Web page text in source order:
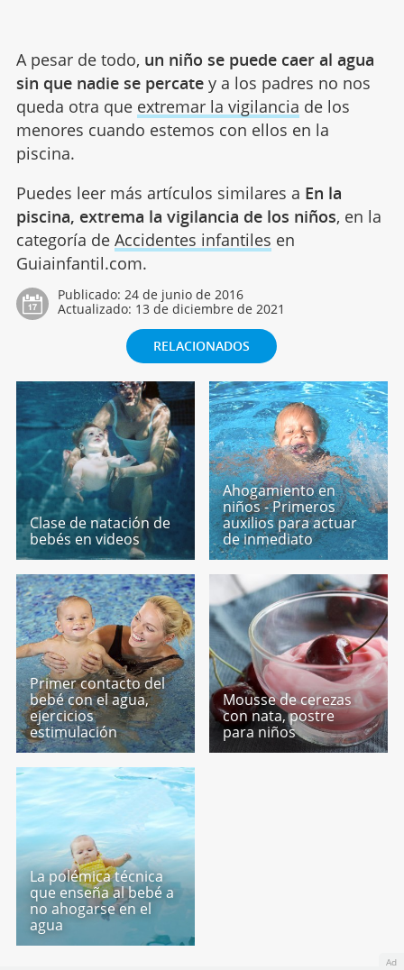
A pesar de todo, un niño se puede caer al agua
sin que nadie se percatey a los padres no nos
queda otra que extremar la vigilancia de los
menores cuando estemos con ellos en la
piscina.
Puedes leer más artículos similares a En la
piscina, extrema la vigilancia de los niños, en la
categoría de Accidentes infantiles en
Guiainfantil.com.
Publicado: 24 de junio de 2016
Actualizado: 13 de diciembre de 2021
RELACIONADOS
Clase de natación de
bebés en videos
Ahogamiento en
niños - Primeros
auxilios para actuar
de inmediato
Primer contacto del
bebé con el agua,
ejercicios
estimulación
Mousse de cerezas
con nata, postre
para niños
La polémica técnica
que enseña al bebé a
no ahogarse en el
agua
Ad